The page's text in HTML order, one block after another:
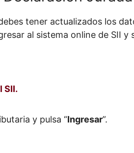
tener actualizados los
al sistema online de SII y
SII.
y pulsa “Ingresar”.